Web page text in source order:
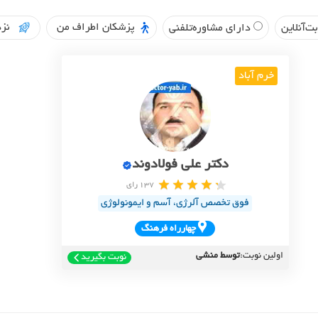
دارای مشاوره‌تلفنی پزشکان اطراف من
خرم آباد
دکتر علی فولادوند
137 رای
فوق تخصص آلرژی، آسم و ایمونولوژی
چهارراه فرهنگ
اولین نوبت:توسط منشی نوبت بگیرید